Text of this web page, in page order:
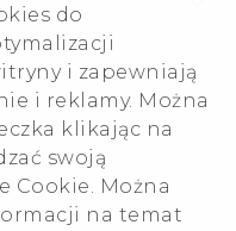
do
i zapewniają
i reklamy. Można
klikając na
swoją
Cookie. Można
na temat
guide